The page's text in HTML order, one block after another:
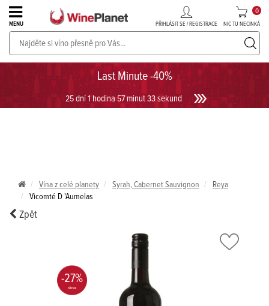
Last Minute -40%
25 dní 1 hodina 57 minut 33 sekund
MENU PŘIHLÁSIT SE / REGISTRACE NIC TU NECINKÁ
0
PROSECCO v akci až do -30%!UKÁZAT PROSECCO
Vína z celé planety Syrah, Cabernet Sauvignon
Reya
Vicomté D 'Aumelas
Zpět
-27%